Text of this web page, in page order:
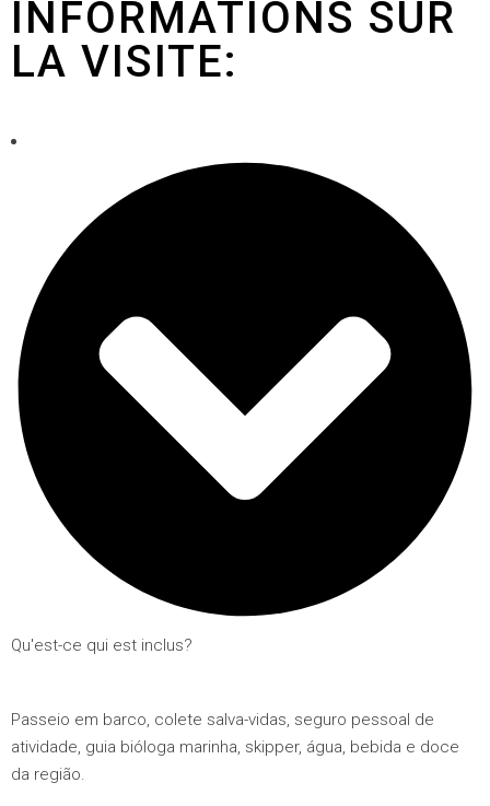
INFORMATIONS SUR
LA VISITE:
Qu'est-ce qui est inclus?
Passeio em barco, colete salva-vidas, seguro pessoal de
atividade, guia bióloga marinha, skipper, água, bebida e doce
da região.